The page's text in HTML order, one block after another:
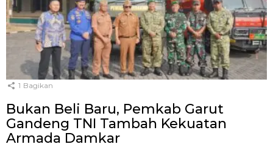
1 Bagikan
Bukan Beli Baru, Pemkab Garut
Gandeng TNI Tambah Kekuatan
Armada Damkar